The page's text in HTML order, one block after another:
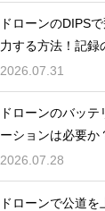
ドローンのDIPS
力する方法！記録
しく解説
2026.07.31
ドローンのバッ
ーションは必要か
を解説
2026.07.28
ドローンで公道